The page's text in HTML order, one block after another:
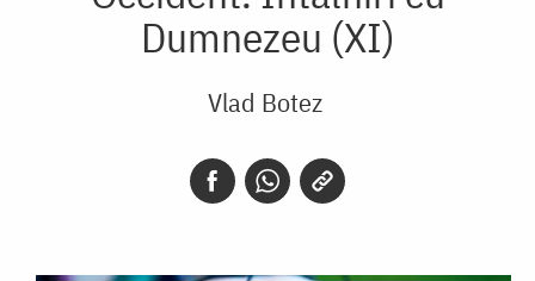
Dumnezeu (XI)
Vlad Botez